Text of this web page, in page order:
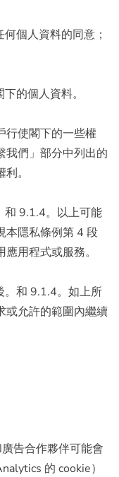
個人資料的同意；
的個人資料。
行使閣下的一些權
我們」部分中列出的
。
和 9.1.4。以上可能
本隱私條例第 4 段
用程式或服務。
。和 9.1.4。如上所
或允許的範圍內繼續
告合作夥伴可能會
的 cookie）